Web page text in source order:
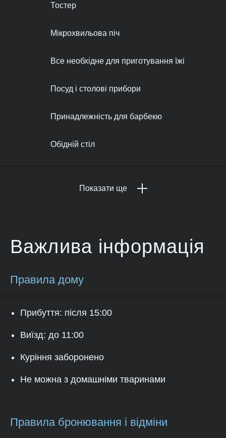
Тостер
Мікрохвильова піч
Все необхідне для приготування їжі
Посуд і столові прибори
Принадлежність для барбекю
Обідній стіл
Показати ще
Важлива інформація
Правила дому
Прибуття: після 15:00
Виїзд: до 11:00
Куріння заборонено
Не можна з домашніми тваринами
Правила бронювання і відміни